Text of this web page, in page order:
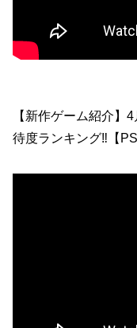
【新作ゲーム紹介】
待度ランキング‼️【